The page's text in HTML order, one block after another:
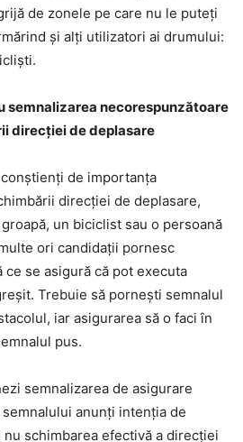
de zonele pe care nu le puteți
și alți utilizatori ai drumului:
semnalizarea necorespunzătoare
direcției de deplasare
de importanța
direcției de deplasare,
un biciclist sau o persoană
ori candidații pornesc
ce se asigură că pot executa
Trebuie să pornești semnalul
iar asigurarea să o faci în
pus.
semnalizarea de asigurare
anunți intenția de
schimbarea efectivă a direcției